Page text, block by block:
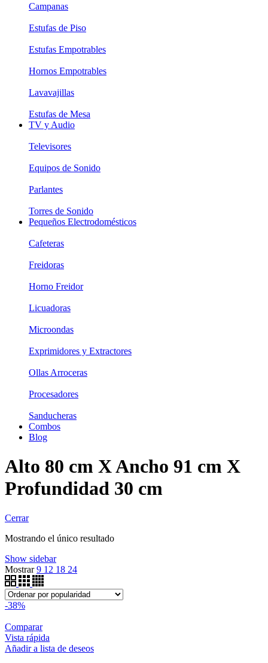
Campanas
Estufas de Piso
Estufas Empotrables
Hornos Empotrables
Lavavajillas
Estufas de Mesa
TV y Audio
Televisores
Equipos de Sonido
Parlantes
Torres de Sonido
Pequeños Electrodomésticos
Cafeteras
Freidoras
Horno Freidor
Licuadoras
Microondas
Exprimidores y Extractores
Ollas Arroceras
Procesadores
Sanducheras
Combos
Blog
Alto 80 cm X Ancho 91 cm X
Profundidad 30 cm
Cerrar
Mostrando el único resultado
Show sidebar
Mostrar9 12 18 24
-38%
Comparar
Vista rápida
Añadir a lista de deseos